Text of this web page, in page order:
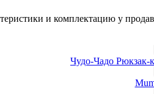
и комплектацию у
Чудо-Чадо Рюкзак-